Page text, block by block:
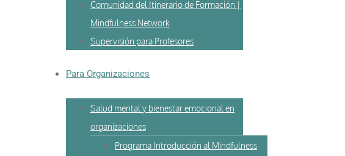
Comunidad del Itinerario de Formación |
Mindfulness Network
Supervisión para Profesores
Para Organizaciones
Salud mental y bienestar emocional en
organizaciones
Programa Introducción al Mindfulness